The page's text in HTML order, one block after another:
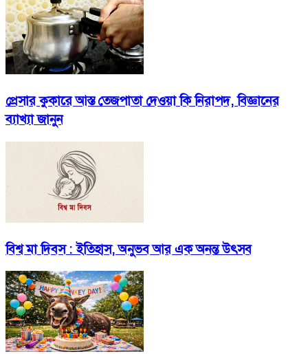
প্রেসার কুকারে আস্ত তেজপাতা দেওয়া কি নিরাপদ, বিজ্ঞানের
ব্যাখ্যা জানুন
বিশ্ব মা দিবস : ইতিহাস, অনুভব আর এক অনন্ত উৎসব